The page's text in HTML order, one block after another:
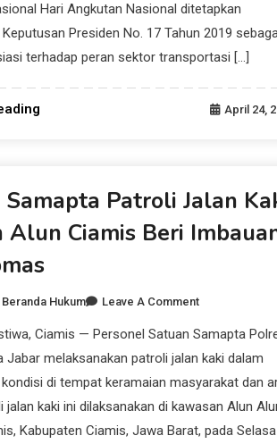
Hari Angkutan Nasional ditetapkan
Presiden No. 17 Tahun 2019
terhadap peran sektor transportasi […]
April 24,
Samapta Patroli Jalan
Ciamis Beri
Beranda Hukum Leave A Comment
Ciamis — Personel Satuan Samapta
Jabar melaksanakan patroli jalan kaki dalam
di tempat keramaian masyarakat dan
jalan kaki ini dilaksanakan di kawasan Alun
Kabupaten Ciamis, Jawa Barat, pada Selasa